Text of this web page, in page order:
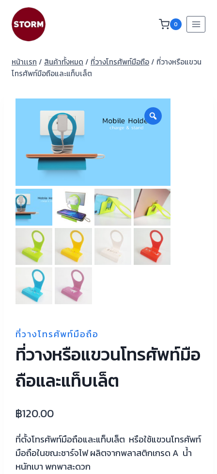
0
หน้าเเรก / สินค้าทั้งหมด / ที่วางโทรศัพท์มือถือ/ ที่วางหรือแขวน
โทรศัพท์มือถือและแท็บเล็ต
ที่วางโทรศัพท์มือถือ
ที่วางหรือแขวนโทรศัพท์มือ
ถือและแท็บเล็ต
฿120.00
ที่ตั้งโทรศัพท์มือถือและแท็บเล็ต หรือใช้แขวนโทรศัพท์
มือถือในขณะชาร์จไฟ ผลิตจากพลาสติกเกรด A น้ำ
หนักเบา พกพาสะดวก